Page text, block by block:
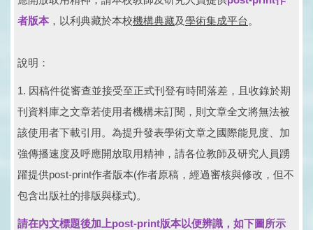
者版本 ，以利典藏於本校機構典藏及學術集成平台。
說明：
1. 因稿件從審查並接受至正式刊登有時間落差，且收錄於期
刊資料庫之文章若使用者機構未訂閱，則文章全文將無法被
該使用者下載引用。為提升發表學術文章之國際能見度、加
強傳播速度及呼應開放取用精神，請各位教師及研究人員踴
躍提供post-print作者版本(作者原稿，經過審核與修改，但不
包含出版社的排版與樣式)。
請在內文標題後加上post-print版本以便辨識，如下圖所示